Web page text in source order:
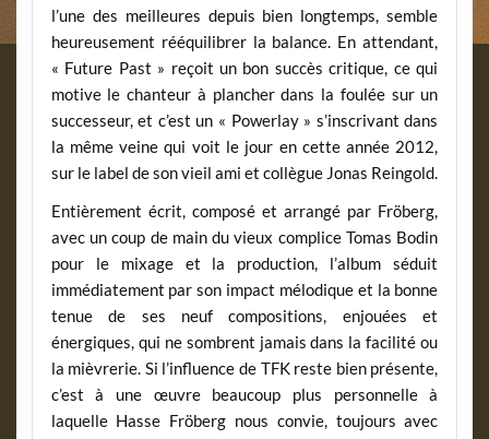
l’une des meilleures depuis bien longtemps, semble
heureusement rééquilibrer la balance. En attendant,
« Future Past » reçoit un bon succès critique, ce qui
motive le chanteur à plancher dans la foulée sur un
successeur, et c’est un « Powerlay » s’inscrivant dans
la même veine qui voit le jour en cette année 2012,
sur le label de son vieil ami et collègue Jonas Reingold.
Entièrement écrit, composé et arrangé par Fröberg,
avec un coup de main du vieux complice Tomas Bodin
pour le mixage et la production, l’album séduit
immédiatement par son impact mélodique et la bonne
tenue de ses neuf compositions, enjouées et
énergiques, qui ne sombrent jamais dans la facilité ou
la mièvrerie. Si l’influence de TFK reste bien présente,
c’est à une œuvre beaucoup plus personnelle à
laquelle Hasse Fröberg nous convie, toujours avec